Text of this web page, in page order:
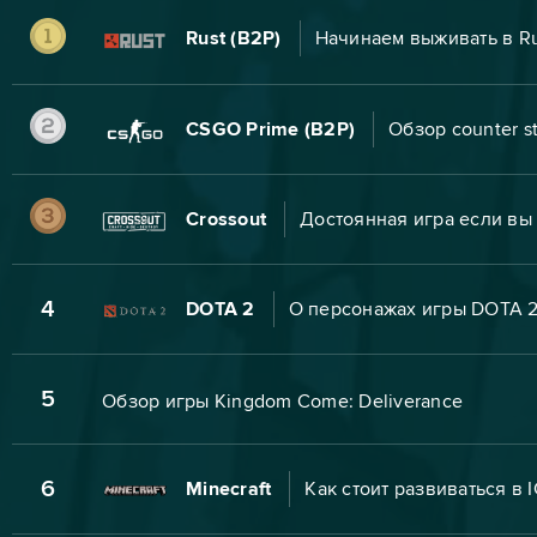
Rust (B2P) Начинаем выживать в
CSGO Prime (B2P) Обзор counter
Crossout Достоянная игра если
4 DOTA 2 О персонажах игры DOTA
5 Обзор игры Kingdom Come: Deliverance
6 Minecraft Как стоит развиваться в